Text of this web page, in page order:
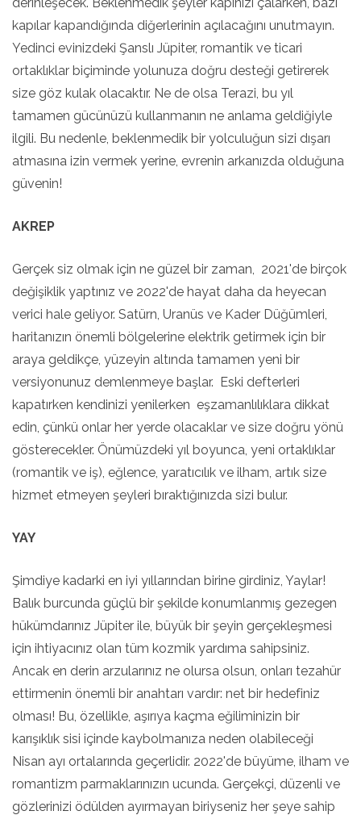
kapılar kapandığında diğerlerinin açılacağını unutmayın.
Yedinci evinizdeki Şanslı Jüpiter, romantik ve ticari
ortaklıklar biçiminde yolunuza doğru desteği getirerek
size göz kulak olacaktır. Ne de olsa Terazi, bu yıl
tamamen gücünüzü kullanmanın ne anlama geldiğiyle
ilgili. Bu nedenle, beklenmedik bir yolculuğun sizi dışarı
atmasına izin vermek yerine, evrenin arkanızda olduğuna
güvenin!
AKREP
Gerçek siz olmak için ne güzel bir zaman, 2021'de birçok
değişiklik yaptınız ve 2022'de hayat daha da heyecan
verici hale geliyor. Satürn, Uranüs ve Kader Düğümleri,
haritanızın önemli bölgelerine elektrik getirmek için bir
araya geldikçe, yüzeyin altında tamamen yeni bir
versiyonunuz demlenmeye başlar. Eski defterleri
kapatırken kendinizi yenilerken eşzamanlılıklara dikkat
edin, çünkü onlar her yerde olacaklar ve size doğru yönü
gösterecekler. Önümüzdeki yıl boyunca, yeni ortaklıklar
(romantik ve iş), eğlence, yaratıcılık ve ilham, artık size
hizmet etmeyen şeyleri bıraktığınızda sizi bulur.
YAY
Şimdiye kadarki en iyi yıllarından birine girdiniz, Yaylar!
Balık burcunda güçlü bir şekilde konumlanmış gezegen
hükümdarınız Jüpiter ile, büyük bir şeyin gerçekleşmesi
için ihtiyacınız olan tüm kozmik yardıma sahipsiniz.
Ancak en derin arzularınız ne olursa olsun, onları tezahür
ettirmenin önemli bir anahtarı vardır: net bir hedefiniz
olması! Bu, özellikle, aşırıya kaçma eğiliminizin bir
karışıklık sisi içinde kaybolmanıza neden olabileceği
Nisan ayı ortalarında geçerlidir. 2022'de büyüme, ilham ve
romantizm parmaklarınızın ucunda. Gerçekçi, düzenli ve
gözlerinizi ödülden ayırmayan biriyseniz her şeye sahip